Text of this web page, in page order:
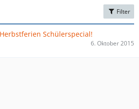
Filter
Schülerspecial!
6. Oktober 2015